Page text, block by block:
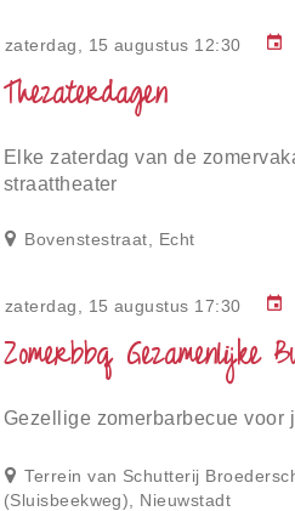
zaterdag, 15 augustus 12:30 event
Thezaterdagen
Elke zaterdag van de
straattheater
Bovenstestraat, Echt
zaterdag, 15 augustus 17:30 event
Zomerbbq Gezamenlijke
Gezellige zomerbarbecue voor
Terrein van Schutterij
(Sluisbeekweg), Nieuwstadt